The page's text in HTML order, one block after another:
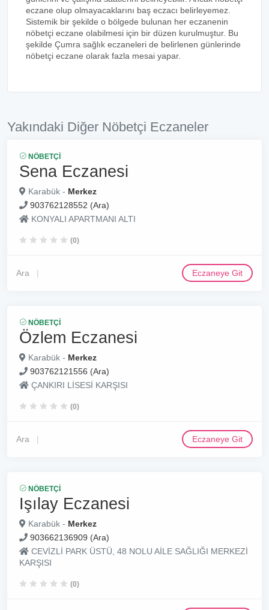
eczane olup olmayacaklarını baş eczacı belirleyemez.
Sistemik bir şekilde o bölgede bulunan her eczanenin
nöbetçi eczane olabilmesi için bir düzen kurulmuştur. Bu
şekilde Çumra sağlık eczaneleri de belirlenen günlerinde
nöbetçi eczane olarak fazla mesai yapar.
Yakındaki Diğer Nöbetçi Eczaneler
NÖBETÇI
Sena Eczanesi
Karabük - Merkez
903762128552 (Ara)
KONYALI APARTMANI ALTI
(0)
Ara Eczaneye Git
NÖBETÇI
Özlem Eczanesi
Karabük - Merkez
903762121556 (Ara)
ÇANKIRI LİSESİ KARŞISI
(0)
Ara Eczaneye Git
NÖBETÇI
Işılay Eczanesi
Karabük - Merkez
903662136909 (Ara)
CEVİZLİ PARK ÜSTÜ, 48 NOLU AİLE SAĞLIĞI MERKEZİ
KARŞISI
(0)